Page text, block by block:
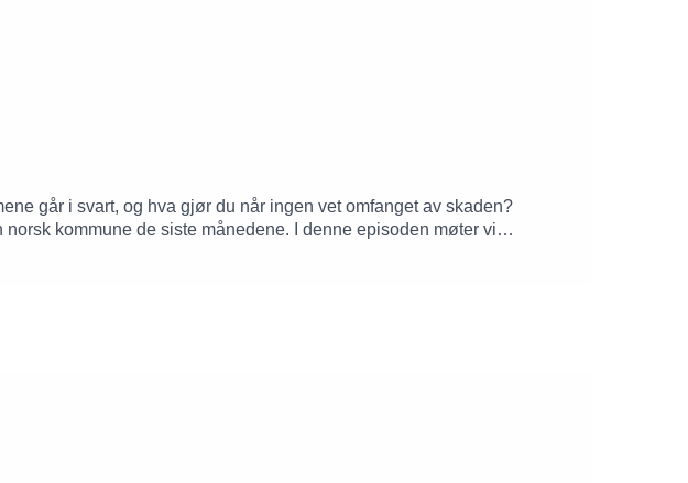
går i svart, og hva gjør du når ingen vet omfanget av skaden?
kommune de siste månedene. I denne episoden møter vi
under press. Teknisk opprydding mens kommunen fortsatt måtte
nok?Trusselaktørene opererer i dag som profesjonelle,
Kristin Klokkervold, kommunikasjonssjef, Lørenskog kommune, og
Brosstad, Atea.